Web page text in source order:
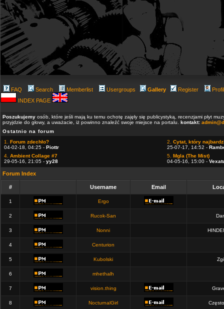
FAQ Search Memberlist Usergroups Gallery Register
INDEX PAGE
Poszukujemy osób, które jeśli mają ku temu ochotę zajęły się publicystyką, recenzjami płyt
przyjdzie do głowy, a uważacie, iż powinno znaleźć swoje miejsce na portalu. kontakt:
Ostatnio na forum
1. Forum zdechło?
04-02-18, 04:25 - Piottr
2. Cytat, który
25-07-17, 14:52 -
4. Ambient Collage #7
29-05-16, 21:05 - yy28
5. Mgla (The Mist)
04-05-16, 15:00 -
Forum Index
# Username Email
1 Ergo
2 Rucok-San
3 Nonni
4 Centurion
5 Kubolski
6 mhethalh
7 vision.thing
8 NocturnalGirl